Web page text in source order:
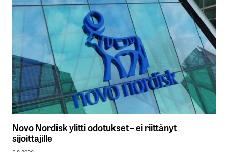
Novo Nordisk ylitti odotukset – ei riittänyt
sijoittajille